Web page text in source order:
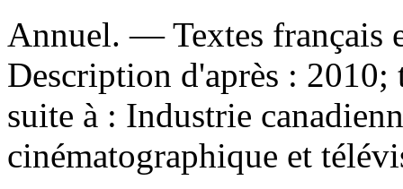
Annuel. — Textes français
Description d'après :
suite à : Industrie
cinématographique et